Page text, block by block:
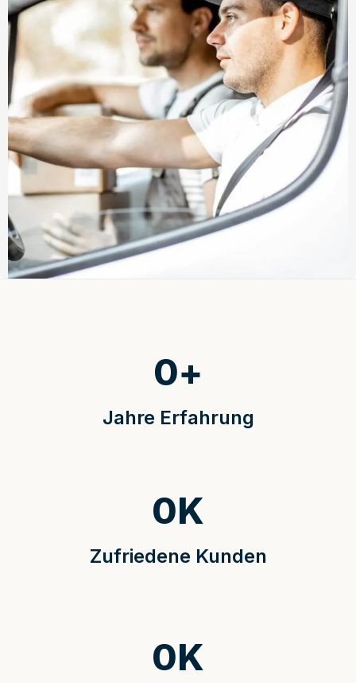
Jahre Erfahrung
0+
Zufriedene Kunden
0K
0K